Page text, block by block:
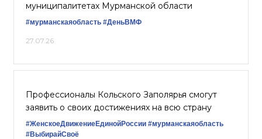
муниципалитетах Мурманской области
#мурманскаяобласть #ДеньВМФ
27.07.26
Профессионалы Кольского Заполярья смогут
заявить о своих достижениях на всю страну
#ЖенскоеДвижениеЕдинойРоссии #мурманскаяобласть
#ВыбирайСвоё